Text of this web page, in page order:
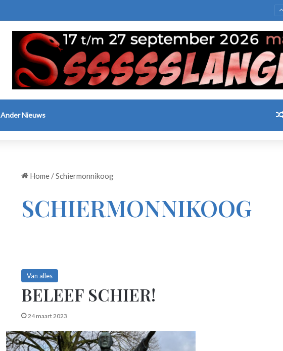
Ander Nieuws
Home /Schiermonnikoog
SCHIERMONNIKOOG
Van alles
BELEEF SCHIER!
24 maart 2023